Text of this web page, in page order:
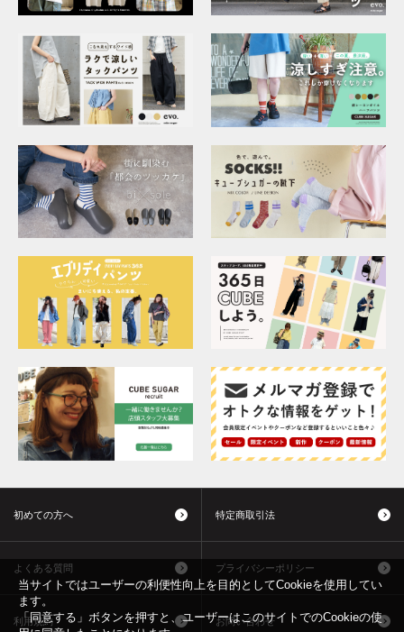
初めての方へ 特定商取引法
よくある質問 プライバシーポリシー
利用規約 お問い合わせ
当サイトではユーザーの利便性向上を目的としてCookieを使用してい
ます。
「同意する」ボタンを押すと、ユーザーはこのサイトでのCookieの使